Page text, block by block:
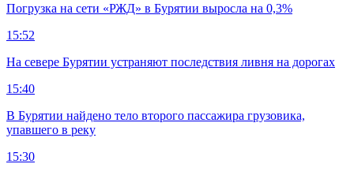
Погрузка на сети «РЖД» в Бурятии выросла на 0,3%
15:52
На севере Бурятии устраняют последствия ливня на дорогах
15:40
В Бурятии найдено тело второго пассажира грузовика,
упавшего в реку
15:30